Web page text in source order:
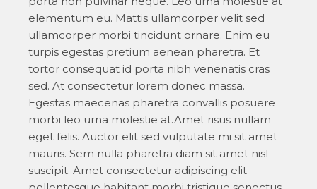
elementum eu. Mattis ullamcorper velit sed
ullamcorper morbi tincidunt ornare. Enim eu
turpis egestas pretium aenean pharetra. Et
tortor consequat id porta nibh venenatis cras
sed. At consectetur lorem donec massa.
Egestas maecenas pharetra convallis posuere
morbi leo urna molestie at.Amet risus nullam
eget felis. Auctor elit sed vulputate mi sit amet
mauris. Sem nulla pharetra diam sit amet nisl
suscipit. Amet consectetur adipiscing elit